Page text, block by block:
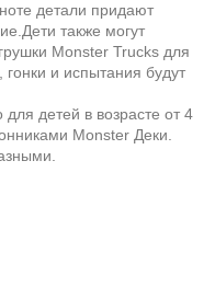
детали придают
также могут
Monster Trucks для
и испытания будут
детей в возрасте от 4
Monster Деки.